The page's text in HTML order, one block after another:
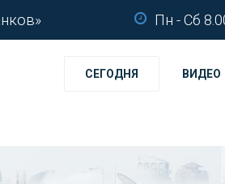
Пн - Сб
СЕГОДНЯ ВИДЕО